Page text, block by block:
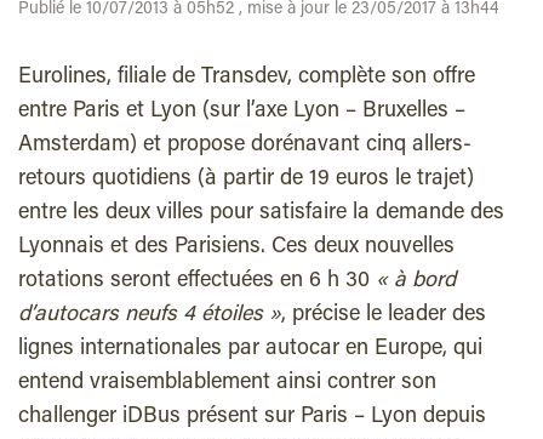
Publié le 10/07/2013 à 05h52 , mise à jour le 23/05/2017 à 13h44
Eurolines, filiale de Transdev, complète son offre
entre Paris et Lyon (sur l’axe Lyon – Bruxelles –
Amsterdam) et propose dorénavant cinq allers-
retours quotidiens (à partir de 19 euros le trajet)
entre les deux villes pour satisfaire la demande des
Lyonnais et des Parisiens. Ces deux nouvelles
rotations seront effectuées en 6 h 30 « à bord
d’autocars neufs 4 étoiles », précise le leader des
lignes internationales par autocar en Europe, qui
entend vraisemblablement ainsi contrer son
challenger iDBus présent sur Paris – Lyon depuis